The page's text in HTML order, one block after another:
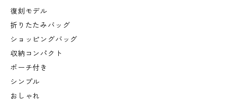
復刻モデル
折りたたみバッグ
ショッピングバッグ
収納コンパクト
ポーチ付き
シンプル
おしゃれ